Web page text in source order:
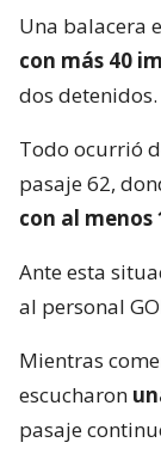
Una balacera
con más 40
dos detenidos.
Todo ocurrió
pasaje 62,
con al menos
Ante esta
al personal
Mientras
escucharon
pasaje